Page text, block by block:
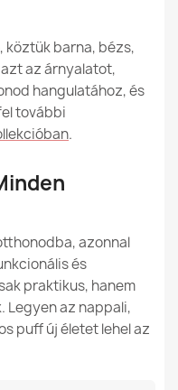
köztük barna, bézs,
az árnyalatot,
hangulatához, és
további
.
azonnal
és
praktikus, hanem
Legyen az nappali,
puff új életet lehel az